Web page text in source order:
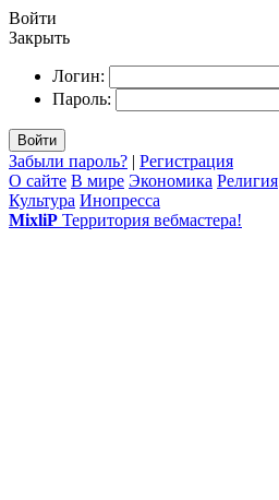
Войти
Закрыть
Логин:
Пароль:
Войти
Забыли пароль? | Регистрация
О сайте В мире Экономика Религия
Культура Инопресса
MixliP Территория вебмастера!